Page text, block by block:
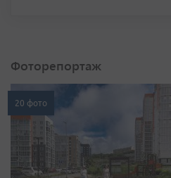
Фоторепортаж
20 фото